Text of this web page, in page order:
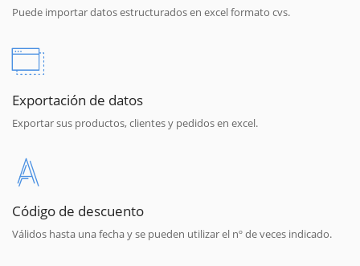
Puede importar datos estructurados en excel formato cvs.
Exportación de datos
Exportar sus productos, clientes y pedidos en excel.
Código de descuento
Válidos hasta una fecha y se pueden utilizar el nº de veces indicado.